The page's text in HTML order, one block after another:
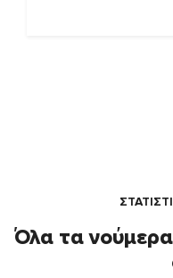
Όλα τα νούμερα